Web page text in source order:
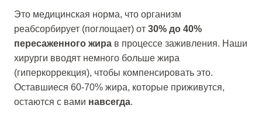
Это медицинская норма, что организм
реабсорбирует (поглощает) от 30% до 40%
пересаженного жира в процессе заживления. Наши
хирурги вводят немного больше жира
(гиперкоррекция), чтобы компенсировать это.
Оставшиеся 60-70% жира, которые приживутся,
остаются с вами навсегда.